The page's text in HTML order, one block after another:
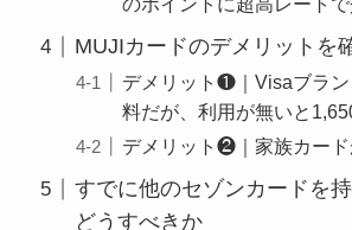
MUJIカードのデメリットを
デメリット❶｜Visaブラ
料だが、利用が無いと
デメリット❷｜家族カード
すでに他のセゾンカードを
どうすべきか